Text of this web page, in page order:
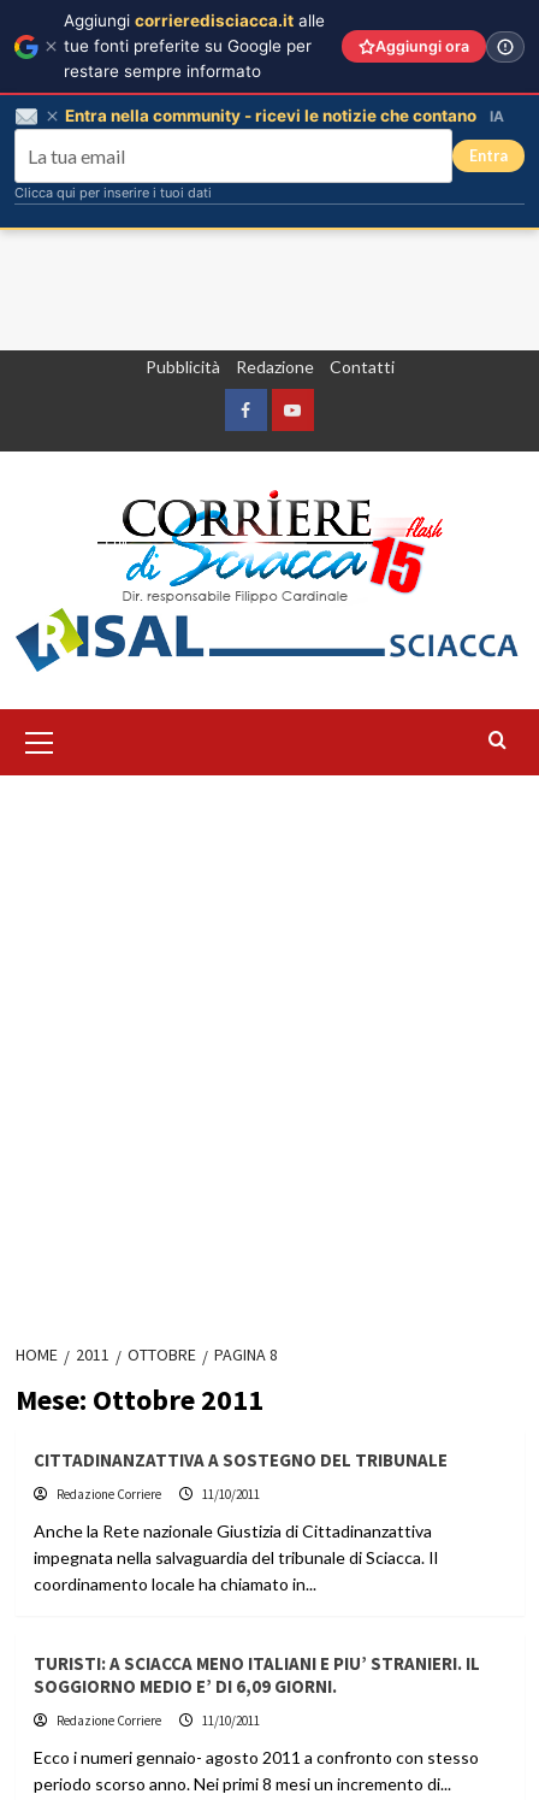
Pubblicità Redazione Contatti
FacebookYountube
principale
HOME 2011 OTTOBRE PAGINA 8
Mese: Ottobre 2011
CITTADINANZATTIVA A SOSTEGNO DEL TRIBUNALE
Redazione Corriere 11/10/2011
Anche la Rete nazionale Giustizia di Cittadinanzattiva
impegnata nella salvaguardia del tribunale di Sciacca. Il
coordinamento locale ha chiamato in...
TURISTI: A SCIACCA MENO ITALIANI E PIU’ STRANIERI. IL
SOGGIORNO MEDIO E’ DI 6,09 GIORNI.
Redazione Corriere 11/10/2011
Ecco i numeri gennaio- agosto 2011 a confronto con stesso
periodo scorso anno. Nei primi 8 mesi un incremento di...
Aggiungi corrieredisciacca.it alle
tue fonti preferite su Google per
restare sempre informato
Aggiungi ora
Entra nella community - ricevi le notizie che contano IA
Entra
Clicca qui per inserire i tuoi dati